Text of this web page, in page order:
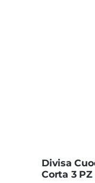
Divisa
Corta 3 PZ